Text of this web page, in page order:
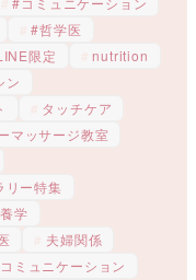
#哲学医
限定
nutrition
ン
タッチケア
マッサージ教室
リー特集
学
夫婦関係
ミュニケーション